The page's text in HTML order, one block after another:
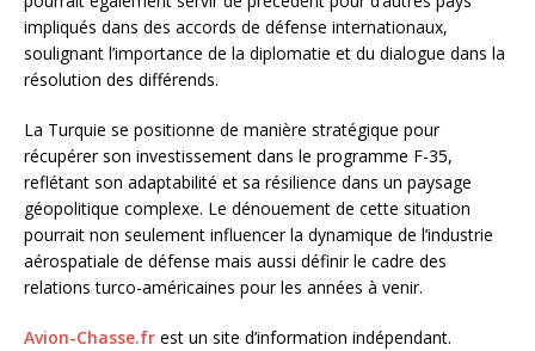
impliqués dans des accords de défense internationaux,
soulignant l’importance de la diplomatie et du dialogue dans la
résolution des différends.
La Turquie se positionne de manière stratégique pour
récupérer son investissement dans le programme F-35,
reflétant son adaptabilité et sa résilience dans un paysage
géopolitique complexe. Le dénouement de cette situation
pourrait non seulement influencer la dynamique de l’industrie
aérospatiale de défense mais aussi définir le cadre des
relations turco-américaines pour les années à venir.
Avion-Chasse.fr est un site d’information indépendant.